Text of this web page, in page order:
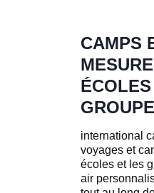
z
e
f
a
ç
a
i
s
o
g
e
m
e
n
s
CAMPS
international
voyages et
écoles et les
air